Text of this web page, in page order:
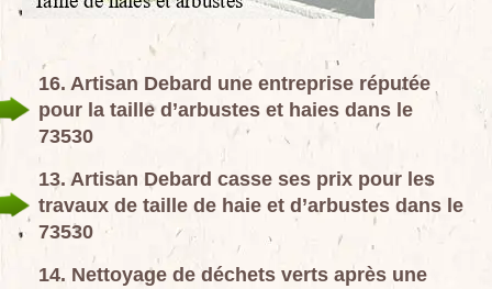
16. Artisan Debard une entreprise réputée
pour la taille d’arbustes et haies dans le
73530
13. Artisan Debard casse ses prix pour les
travaux de taille de haie et d’arbustes dans le
73530
14. Nettoyage de déchets verts après une